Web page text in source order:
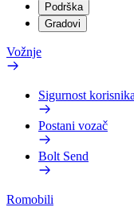
Podrška
Gradovi
Vožnje
Sigurnost korisnika
Postani vozač
Bolt Send
Romobili